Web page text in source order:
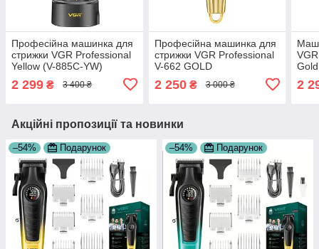
Професійна машинка для
стрижки VGR Professional
Yellow (V-885C-YW)
2 299 ₴ 3 400 ₴
Професійна машинка для
стрижки VGR Professional
V-662 GOLD
2 250₴ 3 000 ₴
Gold
2
Акційні пропозиції та новинки
–54% Подарунок –54% Подарунок